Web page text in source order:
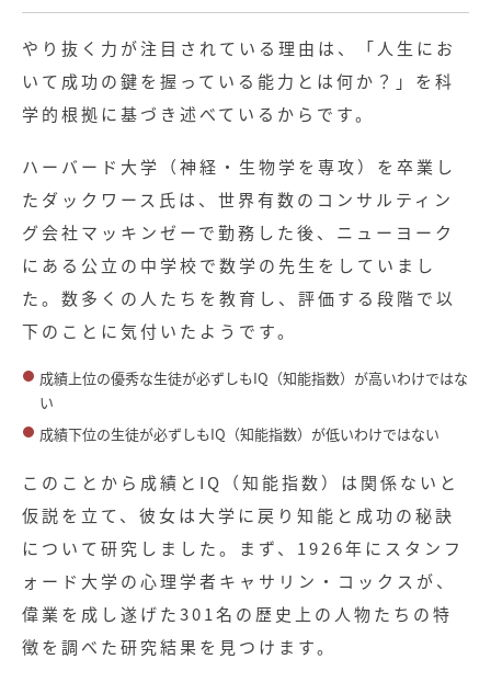
やり抜く力が注目されている理由は、「人生にお
いて成功の鍵を握っている能力とは何か？」を科
学的根拠に基づき述べているからです。
ハーバード大学（神経・生物学を専攻）を卒業し
たダックワース氏は、世界有数のコンサルティン
グ会社マッキンゼーで勤務した後、ニューヨーク
にある公立の中学校で数学の先生をしていまし
た。数多くの人たちを教育し、評価する段階で以
下のことに気付いたようです。
成績上位の優秀な生徒が必ずしもIQ（知能指数）が高いわけではな
い
成績下位の生徒が必ずしもIQ（知能指数）が低いわけではない
このことから成績とIQ（知能指数）は関係ないと
仮説を立て、彼女は大学に戻り知能と成功の秘訣
について研究しました。まず、1926年にスタンフ
ォード大学の心理学者キャサリン・コックスが、
偉業を成し遂げた301名の歴史上の人物たちの特
徴を調べた研究結果を見つけます。